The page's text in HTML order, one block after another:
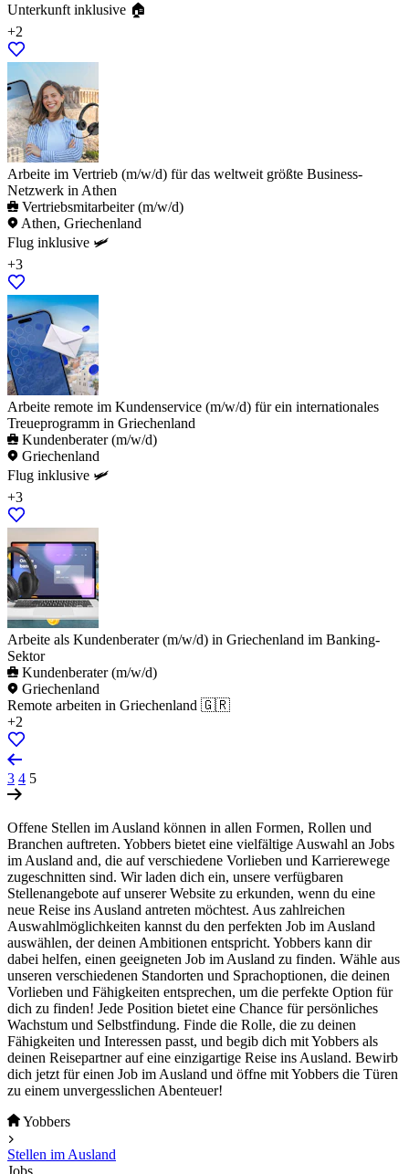
Unterkunft inklusive 🏠
+2
Arbeite im Vertrieb (m/w/d) für das weltweit größte Business-
Netzwerk in Athen
Vertriebsmitarbeiter (m/w/d)
Athen, Griechenland
Flug inklusive 🛩️
+3
Arbeite remote im Kundenservice (m/w/d) für ein internationales
Treueprogramm in Griechenland
Kundenberater (m/w/d)
Griechenland
Flug inklusive 🛩️
+3
Arbeite als Kundenberater (m/w/d) in Griechenland im Banking-
Sektor
Kundenberater (m/w/d)
Griechenland
Remote arbeiten in Griechenland 🇬🇷
+2
3 4 5
Offene Stellen im Ausland können in allen Formen, Rollen und
Branchen auftreten. Yobbers bietet eine vielfältige Auswahl an Jobs
im Ausland and, die auf verschiedene Vorlieben und Karrierewege
zugeschnitten sind. Wir laden dich ein, unsere verfügbaren
Stellenangebote auf unserer Website zu erkunden, wenn du eine
neue Reise ins Ausland antreten möchtest. Aus zahlreichen
Auswahlmöglichkeiten kannst du den perfekten Job im Ausland
auswählen, der deinen Ambitionen entspricht. Yobbers kann dir
dabei helfen, einen geeigneten Job im Ausland zu finden. Wähle aus
unseren verschiedenen Standorten und Sprachoptionen, die deinen
Vorlieben und Fähigkeiten entsprechen, um die perfekte Option für
dich zu finden! Jede Position bietet eine Chance für persönliches
Wachstum und Selbstfindung. Finde die Rolle, die zu deinen
Fähigkeiten und Interessen passt, und begib dich mit Yobbers als
deinen Reisepartner auf eine einzigartige Reise ins Ausland. Bewirb
dich jetzt für einen Job im Ausland und öffne mit Yobbers die Türen
zu einem unvergesslichen Abenteuer!
Yobbers
Stellen im Ausland